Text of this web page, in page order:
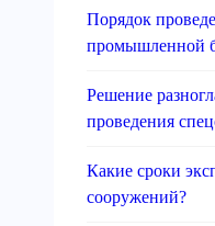
Порядок
промышленной
Решение
проведения
Какие сроки
сооружений?